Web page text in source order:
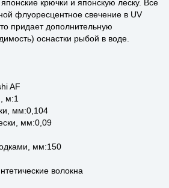
крючки и японскую леску. Все
флуоресцентное свечение в UV
придает дополнительную
оснастки рыбой в воде.
AF
м:1
мм:0,104
мм:0,09
мм:150
волокна